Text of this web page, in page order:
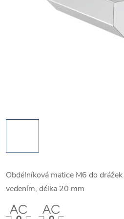
Obdélníková matice M6 do drážek
vedením, délka 20 mm